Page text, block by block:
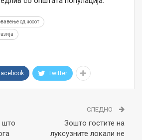
од носот
Twitter
што
СЛЕДНО
Зошто гостите на
луксузните локали не